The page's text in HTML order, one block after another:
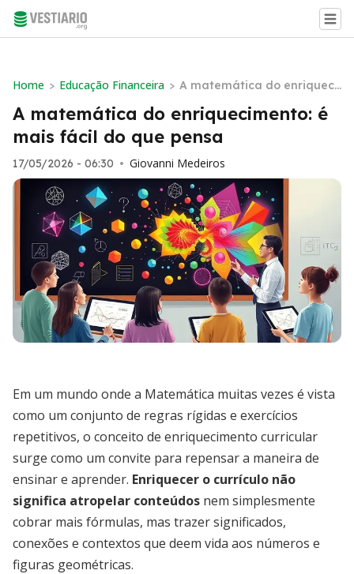
Home > Educação Financeira > A matemática do enriqueci
mento: é mais fácil do que
pensa
A matemática do enriquecimento: é
mais fácil do que pensa
17/05/2026 - 06:30 • Giovanni Medeiros
Em um mundo onde a Matemática muitas vezes é vista
como um conjunto de regras rígidas e exercícios
repetitivos, o conceito de enriquecimento curricular
surge como um convite para repensar a maneira de
ensinar e aprender. Enriquecer o currículo não
significa atropelar conteúdos nem simplesmente
cobrar mais fórmulas, mas trazer significados,
conexões e contextos que deem vida aos números e
figuras geométricas.